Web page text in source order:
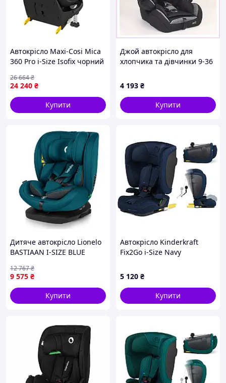
Автокрісло Maxi-Cosi Mica
360 Pro i-Size Isofix чорний
24 240 ₴
26 664₴
Купити
Джой автокрісло для
хлопчика та дівчинки 9-36
4 193 ₴
Купити
Дитяче автокрісло Lionelo
BASTIAAN I-SIZE BLUE
9 575 ₴
12 767₴
Купити
Автокрісло Kinderkraft
Fix2Go i-Size Navy
5 120 ₴
Купити